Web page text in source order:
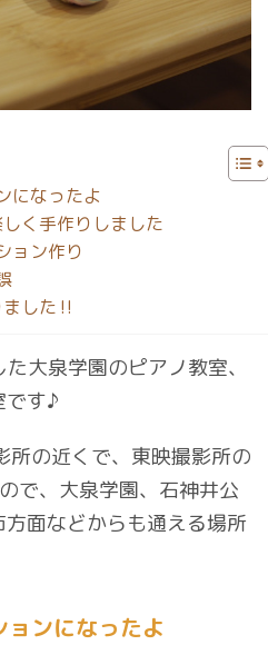
になったよ
く手作りしました
ョン作り
ました‼︎
大泉学園のピアノ教室、
です♪
の近くで、東映撮影所の
で、大泉学園、石神井公
面などからも通える場所
ョンになったよ